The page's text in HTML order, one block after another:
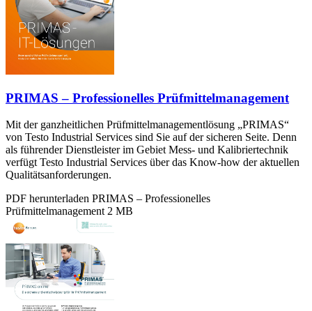
PRIMAS – Professionelles Prüfmittelmanagement
Mit der ganzheitlichen Prüfmittelmanagementlösung „PRIMAS“
von Testo Industrial Services sind Sie auf der sicheren Seite. Denn
als führender Dienstleister im Gebiet Mess- und Kalibriertechnik
verfügt Testo Industrial Services über das Know-how der aktuellen
Qualitätsanforderungen.
PDF herunterladen PRIMAS – Professionelles
Prüfmittelmanagement 2 MB